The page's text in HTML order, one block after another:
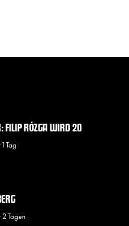
FILIP RÓZGA WIRD 20
Tag
2 Tagen